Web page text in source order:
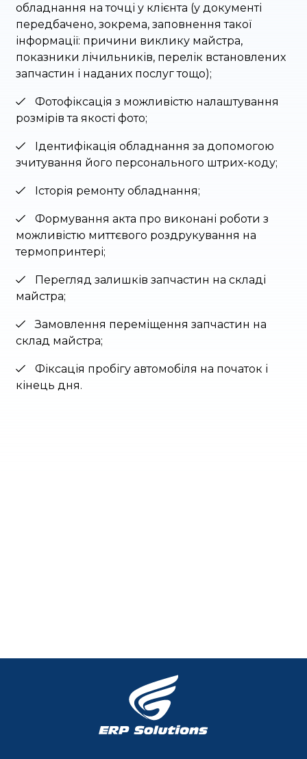
обладнання на точці у клієнта (у документі
передбачено, зокрема, заповнення такої
інформації: причини виклику майстра,
показники лічильників, перелік встановлених
запчастин і наданих послуг тощо);
Фотофіксація з можливістю налаштування
розмірів та якості фото;
Ідентифікація обладнання за допомогою
зчитування його персонального штрих-коду;
Історія ремонту обладнання;
Формування акта про виконані роботи з
можливістю миттєвого роздрукування на
термопринтері;
Перегляд залишків запчастин на складі
майстра;
Замовлення переміщення запчастин на
склад майстра;
Фіксація пробігу автомобіля на початок і
кінець дня.